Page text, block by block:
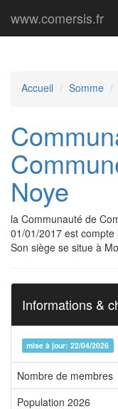
www.comersis.fr
Accueil Somme
Noye
la Communauté de
01/01/2017 est
Son siège se situe à
Informations &
mise à jour: 22/04/2026
Nombre de membres
Population 2026